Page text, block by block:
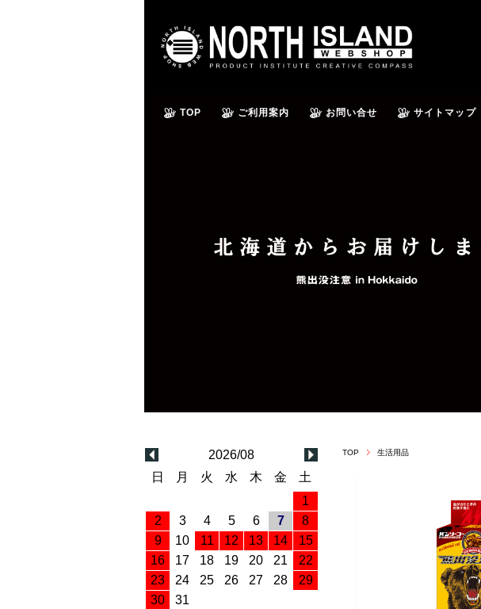
TOP ご利用案内 お問い合せ サイトマップ
TOP 生活用品
2026/08
日
月 火 水 木 金
土
1
2
3 4 5 6 7
8
9
10 11 12 13 14
15
16
17 18 19 20 21
22
23
24 25 26 27 28
29
30
31